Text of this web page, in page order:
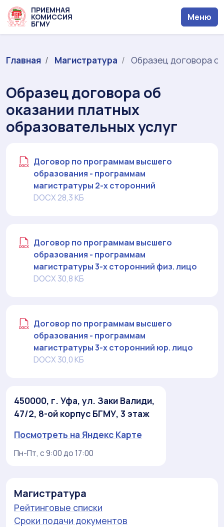
ПРИЕМНАЯ
КОМИССИЯ
БГМУ
Меню
Главная Магистратура Образец договора
Образец договора об
оказании платных
образовательных услуг
Договор по программам высшего
образования - программам
магистратуры 2-х сторонний
DOCX 28,3 КБ
Договор по программам высшего
образования - программам
магистратуры 3-х сторонний физ. лицо
DOCX 30,8 КБ
Договор по программам высшего
образования - программам
магистратуры 3-х сторонний юр. лицо
DOCX 30,0 КБ
450000, г. Уфа, ул. Заки Валиди,
47/2, 8-ой корпус БГМУ, 3 этаж
Посмотреть на Яндекс Карте
Пн-Пт, с 9:00 до 17:00
Магистратура
Рейтинговые списки
Сроки подачи документов